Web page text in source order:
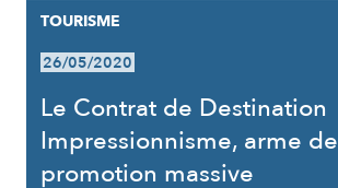
TOURISME
26/05/2020
Le Contrat de Destination
Impressionnisme, arme de
promotion massive